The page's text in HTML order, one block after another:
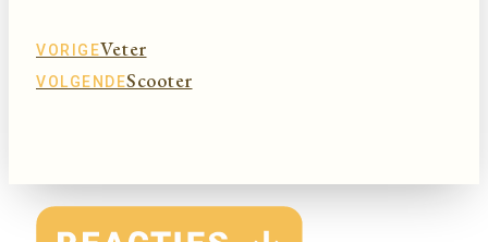
VORIGEVeter
VOLGENDEScooter